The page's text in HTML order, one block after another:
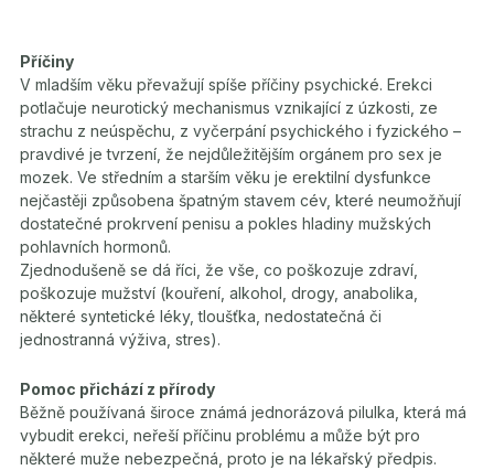
Příčiny
V mladším věku převažují spíše příčiny psychické. Erekci
potlačuje neurotický mechanismus vznikající z úzkosti, ze
strachu z neúspěchu, z vyčerpání psychického i fyzického –
pravdivé je tvrzení, že nejdůležitějším orgánem pro sex je
mozek. Ve středním a starším věku je erektilní dysfunkce
nejčastěji způsobena špatným stavem cév, které neumožňují
dostatečné prokrvení penisu a pokles hladiny mužských
pohlavních hormonů.
Zjednodušeně se dá říci, že vše, co poškozuje zdraví,
poškozuje mužství (kouření, alkohol, drogy, anabolika,
některé syntetické léky, tloušťka, nedostatečná či
jednostranná výživa, stres).
Pomoc přichází z přírody
Běžně používaná široce známá jednorázová pilulka, která má
vybudit erekci, neřeší příčinu problému a může být pro
některé muže nebezpečná, proto je na lékařský předpis.